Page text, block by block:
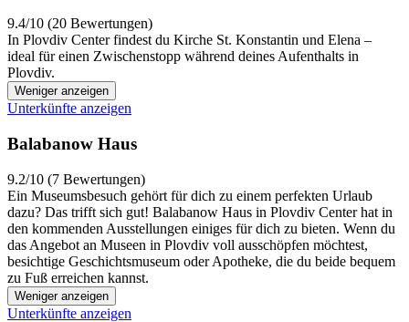
9.4/10 (20 Bewertungen)
In Plovdiv Center findest du Kirche St. Konstantin und Elena –
ideal für einen Zwischenstopp während deines Aufenthalts in
Plovdiv.
Weniger anzeigen
Unterkünfte anzeigen
Balabanow Haus
9.2/10 (7 Bewertungen)
Ein Museumsbesuch gehört für dich zu einem perfekten Urlaub
dazu? Das trifft sich gut! Balabanow Haus in Plovdiv Center hat in
den kommenden Ausstellungen einiges für dich zu bieten. Wenn du
das Angebot an Museen in Plovdiv voll ausschöpfen möchtest,
besichtige Geschichtsmuseum oder Apotheke, die du beide bequem
zu Fuß erreichen kannst.
Weniger anzeigen
Unterkünfte anzeigen